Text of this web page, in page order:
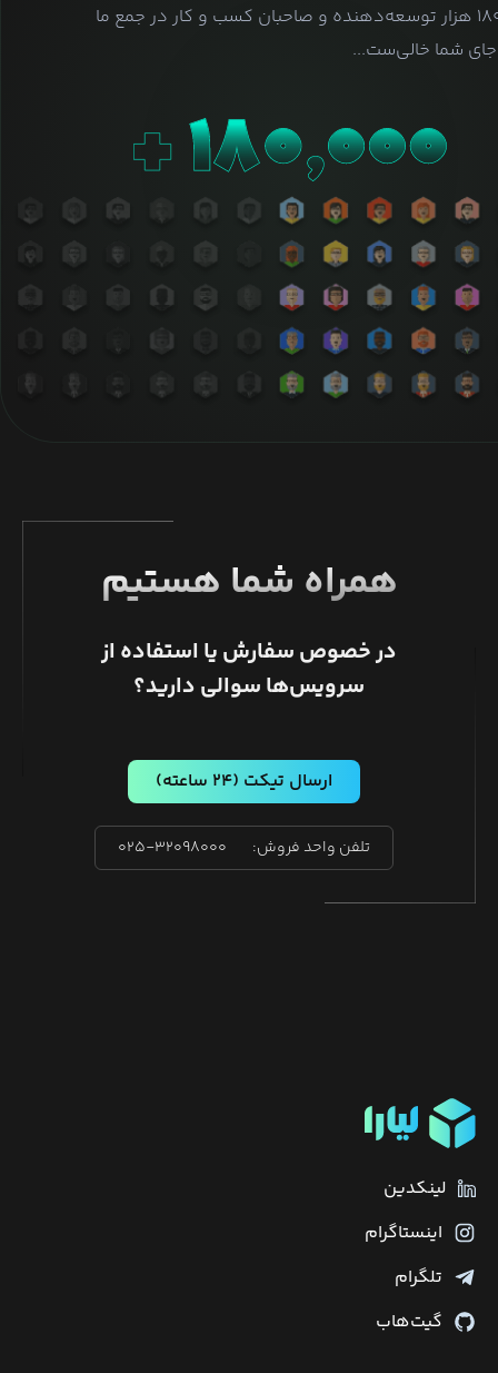
بیش از ۱۸۰ هزار توسعه‌دهنده و صاحبان کسب و کار در جمع ما
شما خالی‌ست...
همراه شما هستیم
در خصوص سفارش یا استفاده از
سرویس‌ها سوالی دارید؟
ارسال تیکت (۲۴ ساعته)
تلفن واحد فروش: ۰۲۵-۳۲۰۹۸۰۰۰
لینکدین
اینستاگرام
تلگرام
گیت‌هاب